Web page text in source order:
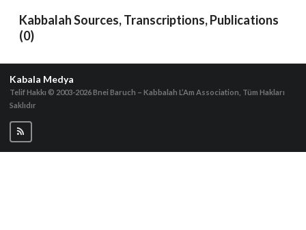
Kabbalah Sources, Transcriptions, Publications
(0)
Kabala Medya
Telif Hakkı © 2003-2026Bnei Baruch – Kabbalah L’Am Association, Tüm Hakları
Saklıdır